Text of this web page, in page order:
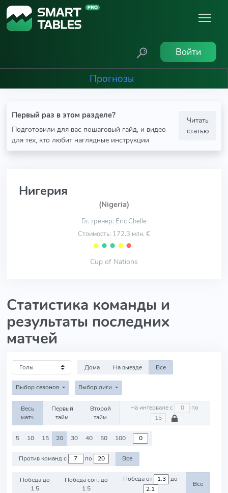
Войти
Прогнозы
Первый раз в этом разделе?
Подготовили для вас пошаговый гайд, и видео
для тех, кто любит наглядные инструкции
Читать
статью
Нигерия
(Nigeria)
Гл. тренер: Eric Chelle
Стоимость: 172.3 млн. €
⬤ ⬤ ⬤ ⬤ ⬤
Cup of Nations
Статистика команды и
результаты последних
матчей
Дома На выезде Все
Выбор сезонов Выбор лиги
Весь
матч
Первый
тайм
Второй
тайм
На интервале с по
5 10 15 20 30 40 50 100
Против команд с по Все
Победа до
1.5
Победа соп. до
1.5
Победа от до
Все